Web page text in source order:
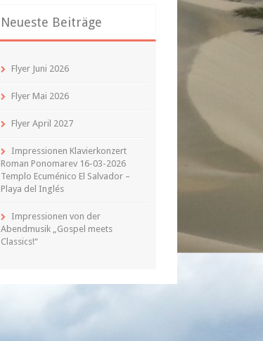
Neueste Beiträge
Flyer Juni 2026
Flyer Mai 2026
Flyer April 2027
Impressionen Klavierkonzert
Roman Ponomarev 16-03-2026
Templo Ecuménico El Salvador –
Playa del Inglés
Impressionen von der
Abendmusik „Gospel meets
Classics!“